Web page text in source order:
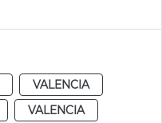
VALENCIA
VALENCIA